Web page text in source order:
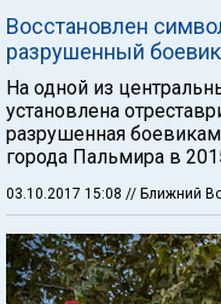
Восстановлен
разрушенный
На одной из
установлена
разрушенная
города Пальмира в
03.10.2017 15:08 // Ближний